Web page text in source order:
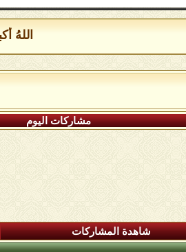
اللهُ
مشاركات اليوم
شاهدة المشاركات